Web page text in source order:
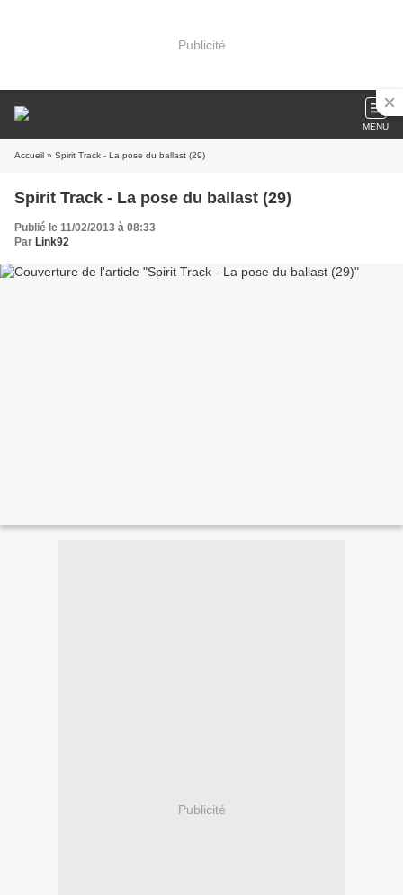
Publicité
MENU
Accueil » Spirit Track - La pose du ballast (29)
Spirit Track - La pose du ballast (29)
Publié le 11/02/2013 à 08:33
Par Link92
Publicité